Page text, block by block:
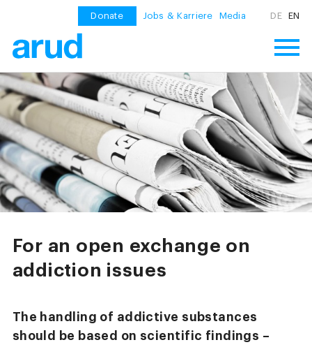
Donate Jobs & Karriere Media DE EN
For an open exchange on
addiction issues
The handling of addictive substances
should be based on scientific findings –